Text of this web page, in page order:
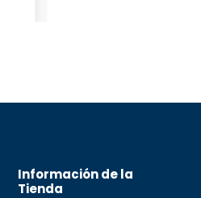
Información de la
Tienda